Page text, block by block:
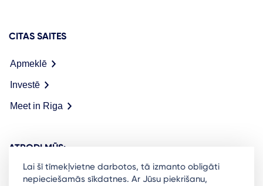
CITAS SAITES
Apmeklē
Investē
Meet in Riga
ATRODI MŪS:
Lai šī tīmekļvietne darbotos, tā izmanto obligāti
nepieciešamās sīkdatnes. Ar Jūsu piekrišanu,